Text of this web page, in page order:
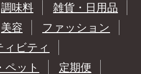
調味料
雑貨・日用品
美容
ファッション
ィビティ
ペット
定期便